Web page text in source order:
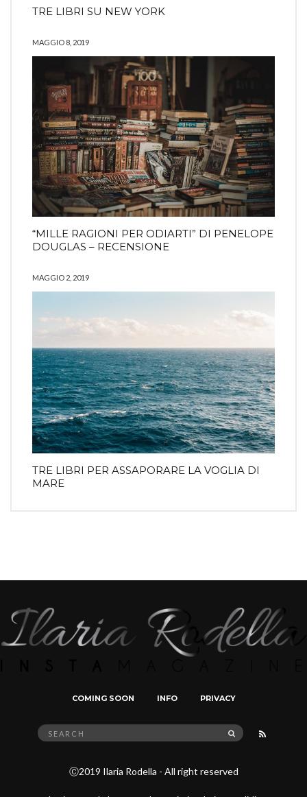
TRE LIBRI SU NEW YORK
MAGGIO 8, 2019
“MILLE RAGIONI PER ODIARTI” DI PENELOPE
DOUGLAS – RECENSIONE
MAGGIO 2, 2019
TRE LIBRI PER ASSAPORARE LA VOGLIA DI
MARE
COMING SOON INFO PRIVACY
Search
for:
SEARCH
Ⓒ2019 Ilaria Rodella - All right reserved